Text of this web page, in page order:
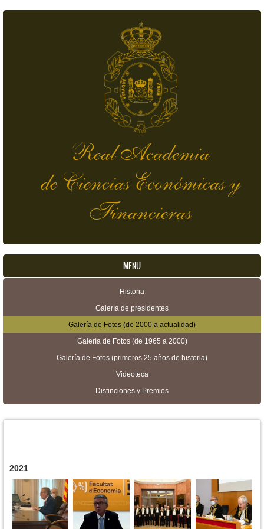
Real Academia
de Ciencias Económicas y
Financieras
MENU
Historia
Galería de presidentes
Galería de Fotos (de 2000 a actualidad)
Galería de Fotos (de 1965 a 2000)
Galería de Fotos (primeros 25 años de historia)
Videoteca
Distinciones y Premios
2021